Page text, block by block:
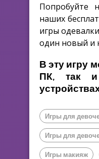
Попробуйте
наших
игры
один новый и
В эту игру
ПК, так
Игры для
Игры для
Игры макияж